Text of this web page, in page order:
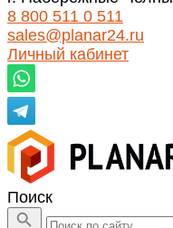
8 800 511 0 511
sales@planar24.ru
Личный кабинет
Поиск